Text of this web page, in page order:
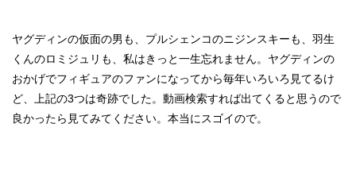
ヤグディンの仮面の男も、プルシェンコのニジンスキーも、羽生
くんのロミジュリも、私はきっと一生忘れません。ヤグディンの
おかげでフィギュアのファンになってから毎年いろいろ見てるけ
ど、上記の3つは奇跡でした。動画検索すれば出てくると思うので
良かったら見てみてください。本当にスゴイので。